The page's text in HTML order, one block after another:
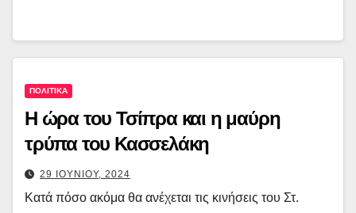
ΠΟΛΙΤΙΚΑ
Η ώρα του Τσίπρα και η μαύρη
τρύπα του Κασσελάκη
29 ΙΟΥΝΙΟΥ, 2024
Κατά πόσο ακόμα θα ανέχεται τις κινήσεις του Στ.